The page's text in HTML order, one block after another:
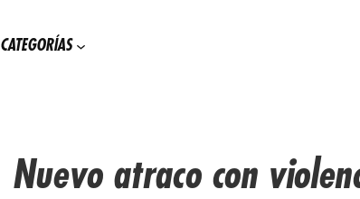
CATEGORÍAS
Nuevo atraco con